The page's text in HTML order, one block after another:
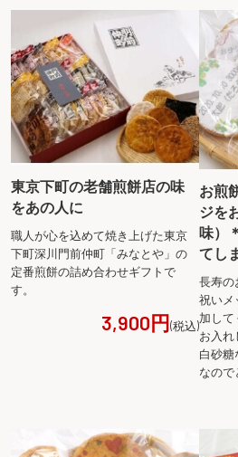
東京下町の老舗煎餅店の味
をあの人に
職人が心を込めて焼き上げた東京
下町深川門前仲町「みなとや」の
定番煎餅の詰め合わせギフトで
す。
3,900円(税込)
お煎
ジを
味）
てし
長寿の
祝いメ
加して
お入れ
白砂糖
なので